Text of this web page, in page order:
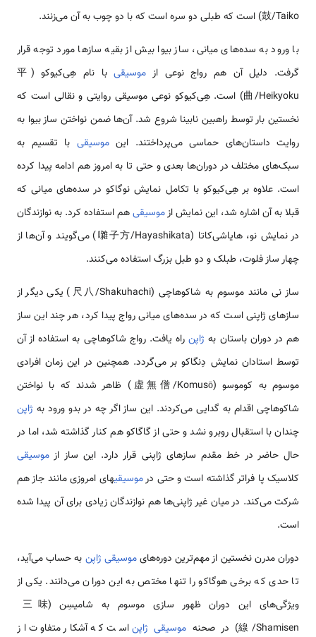
鼓/Taiko) است که طبلی دو سره است که با دو چوب به آن می‌زنند.
با ورود به سده‌های میانی، ساز بیوا بیش از بقیه سازها مورد توجه قرار
گرفت. دلیل آن هم رواج نوعی از موسیقی
با نام هِی‌کیوکو (平
曲/Heikyoku) است. هِی‌کیوکو نوعی موسیقی روایتی و نقالی است که
نخستین بار توسط راهبین نابینا شروع شد. آن‌ها ضمن نواختن ساز بیوا به
روایت داستان‌های حماسی می‌پرداختند. اینموسیقی با تقسیم به
سبک‌های مختلف در دوران‌ها بعدی و حتی تا به امروز هم ادامه پیدا کرده
است. علاوه بر هِی‌کیوکو با تکامل نمایش نوگاکو در سده‌های میانی که
قبلا به آن اشاره شد، این نمایش ازموسیقیهم استفاده کرد. به نوازندگان
در نمایش نو، هایاشی‌کاتا (囃子方/Hayashikata) می‌گویند و آن‌ها از
چهار ساز فلوت، طبلک و دو طبل بزرگ استفاده می‌کنند.
ساز نی مانند موسوم به شاکوهاچی (尺八/Shakuhachi) یکی دیگر از
سازهای ژاپنی است که در سده‌های میانی رواج پیدا کرد، هر چند این ساز
هم در دوران باستان به ژاپنراه یافت. رواج شاکوهاچی به استفاده از آن
توسط استادان نمایش دِنگاکو بر می‌گردد. همچنین در این زمان افرادی
موسوم به کوموسو (虚無僧/Komusō) ظاهر شدند که با نواختن
شاکوهاچی اقدام به گدایی می‌کردند. این ساز اگر چه در بدو ورود به ژاپن
چندان با استقبال روبرو نشد و حتی از گاگاکو هم کنار گذاشته شد، اما در
حال حاضر در خط مقدم سازهای ژاپنی قرار دارد. این ساز از موسیقی
کلاسیک پا فراتر گذاشته است و حتی درموسیقیهای امروزی مانند جاز هم
شرکت می‌کند. در میان غیر ژاپنی‌ها هم نوازندگان زیادی برای آن پیدا شده
است.
دوران مدرن نخستین از مهم‌ترین دوره‌هایموسیقی ژاپن به حساب می‌آید،
تا حدی که برخی هوگاکو را تنها مختص به این دوران می‌دانند. یکی از
ویژگی‌های این دوران ظهور سازی موسوم به شامیسِن (三味
線/Shamisen) در صحنه
موسیقی ژاپناست که آشکار متفاوت از